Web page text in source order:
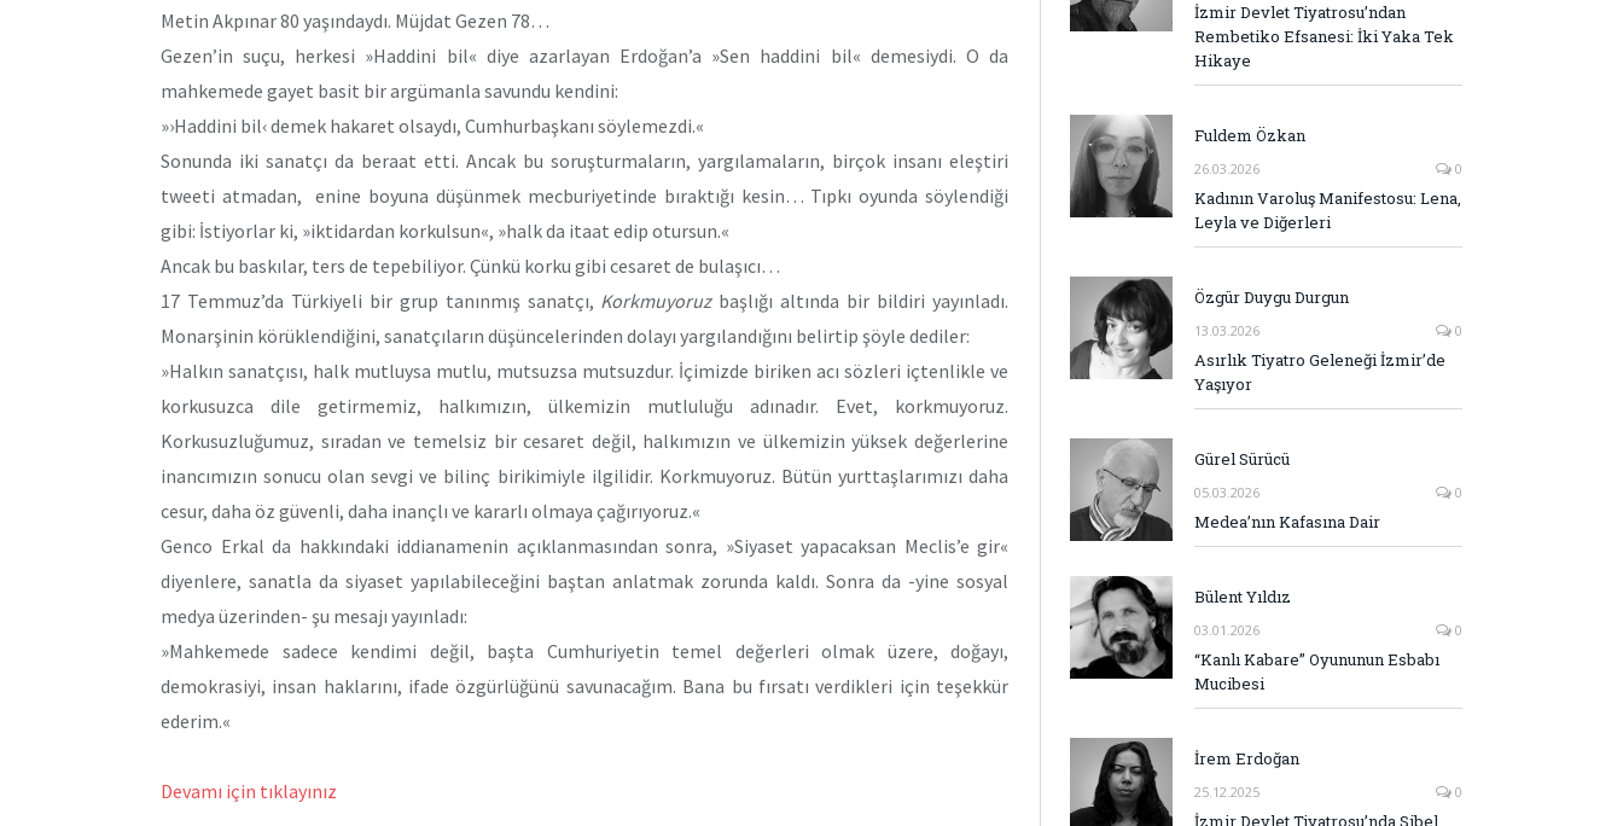
Metin Akpınar 80 yaşındaydı. Müjdat Gezen 78…
Gezen’in suçu, herkesi »Haddini bil« diye azarlayan Erdoğan’a »Sen haddini bil« demesiydi. O da
mahkemede gayet basit bir argümanla savundu kendini:
»›Haddini bil‹ demek hakaret olsaydı, Cumhurbaşkanı söylemezdi.«
Sonunda iki sanatçı da beraat etti. Ancak bu soruşturmaların, yargılamaların, birçok insanı eleştiri
tweeti atmadan, enine boyuna düşünmek mecburiyetinde bıraktığı kesin… Tıpkı oyunda söylendiği
gibi: İstiyorlar ki, »iktidardan korkulsun«, »halk da itaat edip otursun.«
Ancak bu baskılar, ters de tepebiliyor. Çünkü korku gibi cesaret de bulaşıcı…
17 Temmuz’da Türkiyeli bir grup tanınmış sanatçı, Korkmuyoruzbaşlığı altında bir bildiri yayınladı.
Monarşinin körüklendiğini, sanatçıların düşüncelerinden dolayı yargılandığını belirtip şöyle dediler:
»Halkın sanatçısı, halk mutluysa mutlu, mutsuzsa mutsuzdur. İçimizde biriken acı sözleri içtenlikle ve
korkusuzca dile getirmemiz, halkımızın, ülkemizin mutluluğu adınadır. Evet, korkmuyoruz.
Korkusuzluğumuz, sıradan ve temelsiz bir cesaret değil, halkımızın ve ülkemizin yüksek değerlerine
inancımızın sonucu olan sevgi ve bilinç birikimiyle ilgilidir. Korkmuyoruz. Bütün yurttaşlarımızı daha
cesur, daha öz güvenli, daha inançlı ve kararlı olmaya çağırıyoruz.«
Genco Erkal da hakkındaki iddianamenin açıklanmasından sonra, »Siyaset yapacaksan Meclis’e gir«
diyenlere, sanatla da siyaset yapılabileceğini baştan anlatmak zorunda kaldı. Sonra da -yine sosyal
medya üzerinden- şu mesajı yayınladı:
»Mahkemede sadece kendimi değil, başta Cumhuriyetin temel değerleri olmak üzere, doğayı,
demokrasiyi, insan haklarını, ifade özgürlüğünü savunacağım. Bana bu fırsatı verdikleri için teşekkür
ederim.«
Devamı için tıklayınız
İzmir Devlet Tiyatrosu’ndan
Rembetiko Efsanesi: İki Yaka Tek
Hikaye
Fuldem Özkan
26.03.2026 0
Kadının Varoluş Manifestosu: Lena,
Leyla ve Diğerleri
Özgür Duygu Durgun
13.03.2026 0
Asırlık Tiyatro Geleneği İzmir’de
Yaşıyor
Gürel Sürücü
05.03.2026 0
Medea’nın Kafasına Dair
Bülent Yıldız
03.01.2026 0
“Kanlı Kabare” Oyununun Esbabı
Mucibesi
İrem Erdoğan
25.12.2025 0
İzmir Devlet Tiyatrosu’nda Sibel